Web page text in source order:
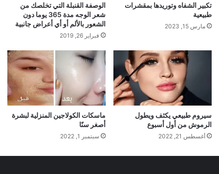
تكبير الشفاه وتوريدها بمقشرات
طبيعية
مارس 15, 2023
الوصفة القنبلة التي تخلصك من
شعر الوجه مدة 365 يوما دون
الشعور بالألم أو أي أعراض جانبية
فبراير 26, 2019
سيروم طبيعي يكثف ويطول
الرموش من أول أسبوع
أغسطس 21, 2022
ماسكات الكولاجين المنزلية لبشرة
أصغر سنًا
سبتمبر 1, 2022